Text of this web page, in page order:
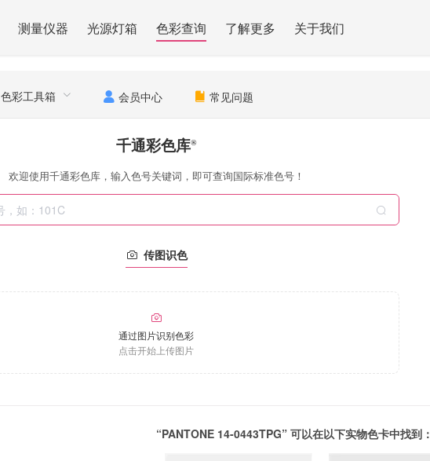
测量仪器 光源灯箱 色彩查询 了解更多 关于我们
色彩工具箱 会员中心 常见问题
千通彩色库®
欢迎使用千通彩色库，输入色号关键词，即可查询国际标准色号！
传图识色
通过图片识别色彩
点击开始上传图片
“PANTONE 14-0443TPG” 可以在以下实物色卡中找到：